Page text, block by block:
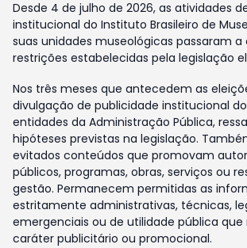
Desde 4 de julho de 2026, as atividades
institucional do Instituto Brasileiro de
suas unidades museológicas passaram a
restrições estabelecidas pela legislação
Nos três meses que antecedem as
divulgação de publicidade institucional
entidades da Administração Pública,
hipóteses previstas na legislação.
evitados conteúdos que promovam
públicos, programas, obras, serviços ou
gestão. Permanecem permitidas as
estritamente administrativas, técnicas,
emergenciais ou de utilidade pública
caráter publicitário ou promocional.